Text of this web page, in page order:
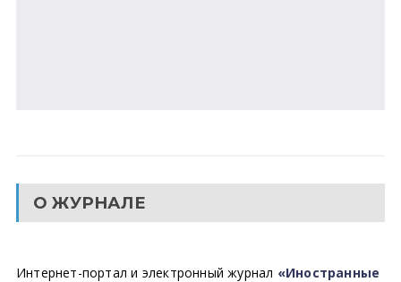
О ЖУРНАЛЕ
Интернет-портал и электронный журнал «Иностранные